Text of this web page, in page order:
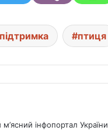
птиця
інфопортал України